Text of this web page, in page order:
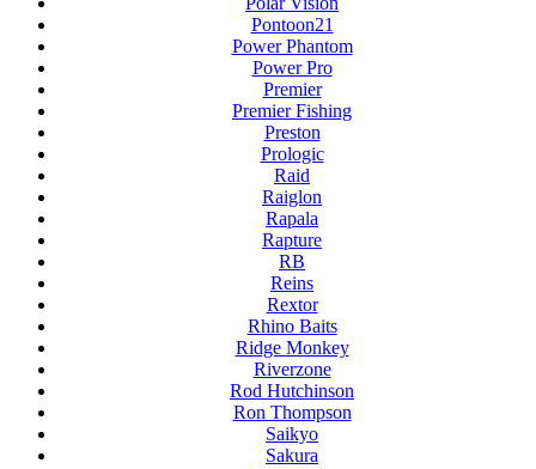
Pontoon21
Power Phantom
Power Pro
Premier
Premier Fishing
Preston
Prologic
Raid
Raiglon
Rapala
Rapture
RB
Reins
Rextor
Rhino Baits
Ridge Monkey
Riverzone
Rod Hutchinson
Ron Thompson
Saikyo
Sakura